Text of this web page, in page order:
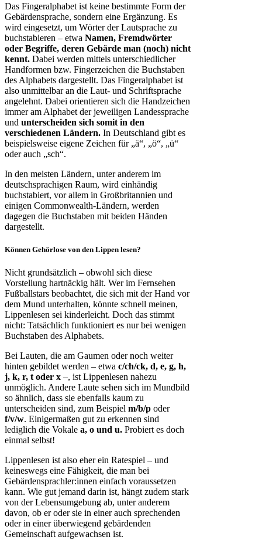
Das Fingeralphabet ist keine bestimmte Form der
Gebärdensprache, sondern eine Ergänzung. Es
wird eingesetzt, um Wörter der Lautsprache zu
buchstabieren – etwa Namen, Fremdwörter
oder Begriffe, deren Gebärde man (noch) nicht
kennt. Dabei werden mittels unterschiedlicher
Handformen bzw. Fingerzeichen die Buchstaben
des Alphabets dargestellt. Das Fingeralphabet ist
also unmittelbar an die Laut- und Schriftsprache
angelehnt. Dabei orientieren sich die Handzeichen
immer am Alphabet der jeweiligen Landessprache
und unterscheiden sich somit in den
verschiedenen Ländern. In Deutschland gibt es
beispielsweise eigene Zeichen für „ä“, „ö“, „ü“
oder auch „sch“.
In den meisten Ländern, unter anderem im
deutschsprachigen Raum, wird einhändig
buchstabiert, vor allem in Großbritannien und
einigen Commonwealth-Ländern, werden
dagegen die Buchstaben mit beiden Händen
dargestellt.
Können Gehörlose von den Lippen lesen?
Nicht grundsätzlich – obwohl sich diese
Vorstellung hartnäckig hält. Wer im Fernsehen
Fußballstars beobachtet, die sich mit der Hand vor
dem Mund unterhalten, könnte schnell meinen,
Lippenlesen sei kinderleicht. Doch das stimmt
nicht: Tatsächlich funktioniert es nur bei wenigen
Buchstaben des Alphabets.
Bei Lauten, die am Gaumen oder noch weiter
hinten gebildet werden – etwa c/ch/ck, d, e, g, h,
j, k, r, t oder x –, ist Lippenlesen nahezu
unmöglich. Andere Laute sehen sich im Mundbild
so ähnlich, dass sie ebenfalls kaum zu
unterscheiden sind, zum Beispiel m/b/p oder
f/v/w. Einigermaßen gut zu erkennen sind
lediglich die Vokale a, o und u. Probiert es doch
einmal selbst!
Lippenlesen ist also eher ein Ratespiel – und
keineswegs eine Fähigkeit, die man bei
Gebärdensprachler:innen einfach voraussetzen
kann. Wie gut jemand darin ist, hängt zudem stark
von der Lebensumgebung ab, unter anderem
davon, ob er oder sie in einer auch sprechenden
oder in einer überwiegend gebärdenden
Gemeinschaft aufgewachsen ist.